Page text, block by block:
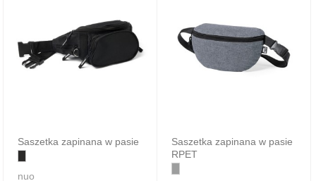
Saszetka zapinana w pasie
nuo
Saszetka zapinana w pasie
RPET